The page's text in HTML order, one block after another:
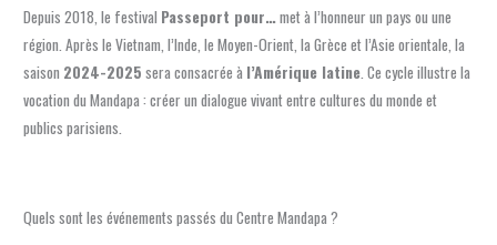
Depuis 2018, le festival Passeport pour…met à l’honneur un pays ou une
région. Après le Vietnam, l’Inde, le Moyen-Orient, la Grèce et l’Asie orientale, la
saison 2024-2025 sera consacrée à l’Amérique latine . Ce cycle illustre la
vocation du Mandapa : créer un dialogue vivant entre cultures du monde et
publics parisiens.
Quels sont les événements passés du Centre Mandapa ?